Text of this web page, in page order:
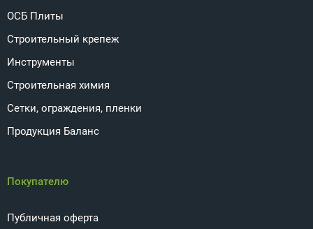
ОСБ Плиты
Строительный крепеж
Инструменты
Строительная химия
Сетки, ограждения, пленки
Продукция Баланс
Покупателю
Публичная оферта